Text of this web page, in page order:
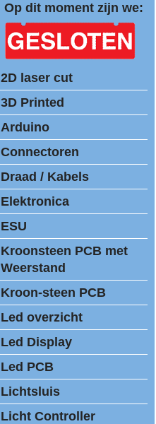
Op dit moment zijn we:
2D laser cut
3D Printed
Arduino
Connectoren
Draad / Kabels
Elektronica
ESU
Kroonsteen PCB met
Weerstand
Kroon-steen PCB
Led overzicht
Led Display
Led PCB
Lichtsluis
Licht Controller